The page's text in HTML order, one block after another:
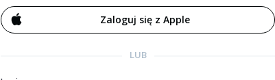
Zaloguj się z Apple
LUB